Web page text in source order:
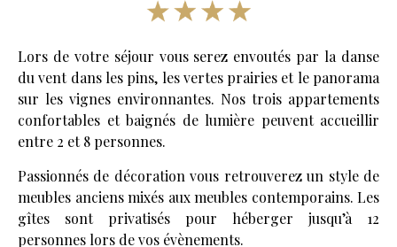
Lors de votre séjour vous serez envoutés par la danse
du vent dans les pins, les vertes prairies et le panorama
sur les vignes environnantes. Nos trois appartements
confortables et baignés de lumière peuvent accueillir
entre 2 et 8 personnes.
Passionnés de décoration vous retrouverez un style de
meubles anciens mixés aux meubles contemporains. Les
gîtes sont privatisés pour héberger jusqu’à 12
personnes lors de vos évènements.